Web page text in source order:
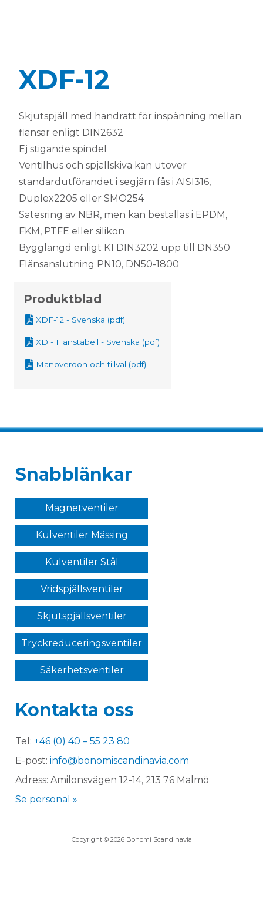
XDF-12
Skjutspjäll med handratt för inspänning mellan
flänsar enligt DIN2632
Ej stigande spindel
Ventilhus och spjällskiva kan utöver
standardutförandet i segjärn fås i AISI316,
Duplex2205 eller SMO254
Sätesring av NBR, men kan beställas i EPDM,
FKM, PTFE eller silikon
Bygglängd enligt K1 DIN3202 upp till DN350
Flänsanslutning PN10, DN50-1800
Produktblad
XDF-12 - Svenska (pdf)
XD - Flänstabell - Svenska (pdf)
Manöverdon och tillval (pdf)
Snabblänkar
Magnetventiler
Kulventiler Mässing
Kulventiler Stål
Vridspjällsventiler
Skjutspjällsventiler
Tryckreduceringsventiler
Säkerhetsventiler
Kontakta oss
Tel: +46 (0) 40 – 55 23 80
E-post: info@bonomiscandinavia.com
Adress: Amilonsvägen 12-14, 213 76 Malmö
Se personal »
Copyright © 2026 Bonomi Scandinavia